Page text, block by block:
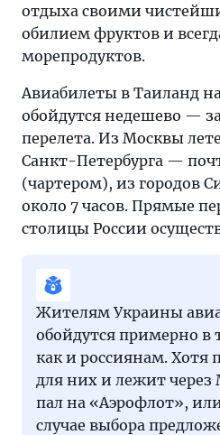
отдыха своими
обилием фруктов и
морепродуктов.
Авиабилеты в Таиланд
обойдутся недешево —
перелета. Из Москвы
Санкт-Петербурга —
(чартером), из городов
около 7 часов. Прямые
столицы России
Жителям Украины
обойдутся примерно в
как и россиянам. Хотя
для них и лежит через
пал на «Аэрофлот»,
случае выбора